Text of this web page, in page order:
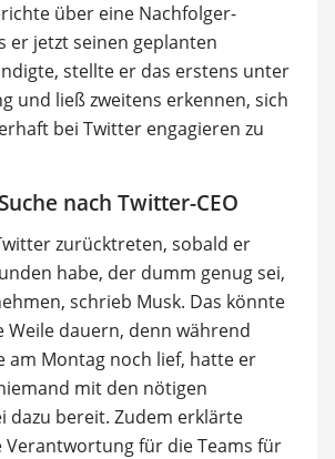
über eine Nachfolger-
er jetzt seinen geplanten
stellte er das erstens unter
und ließ zweitens erkennen, sich
bei Twitter engagieren zu
nach Twitter-CEO
zurücktreten, sobald er
habe, der dumm genug sei,
schrieb Musk. Das könnte
Weile dauern, denn während
am Montag noch lief, hatte er
mit den nötigen
dazu bereit. Zudem erklärte
Verantwortung für die Teams für